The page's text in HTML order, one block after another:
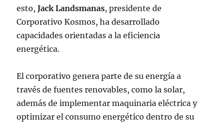
esto,Jack Landsmanas, presidente de
Corporativo Kosmos, ha desarrollado
capacidades orientadas a la eficiencia
energética.
El corporativo genera parte de su energía a
través de fuentes renovables, como la solar,
además de implementar maquinaria eléctrica y
optimizar el consumo energético dentro de su